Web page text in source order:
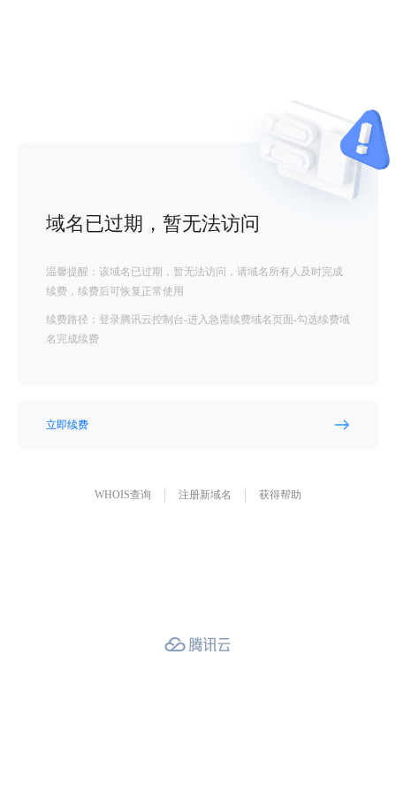
域名已过期，暂无法访问
温馨提醒：该域名已过期，暂无法访问，请域名所有人及时完成
续费，续费后可恢复正常使用
续费路径：登录腾讯云控制台-进入急需续费域名页面-勾选续费域
名完成续费
立即续费
WHOIS查询 注册新域名 获得帮助